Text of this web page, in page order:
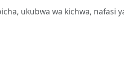
ukubwa wa kichwa, nafasi